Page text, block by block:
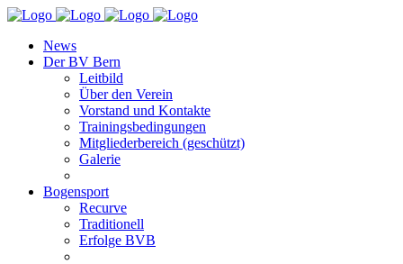
News
Der BV Bern
Leitbild
Über den Verein
Vorstand und Kontakte
Trainingsbedingungen
Mitgliederbereich (geschützt)
Galerie
Bogensport
Recurve
Traditionell
Erfolge BVB